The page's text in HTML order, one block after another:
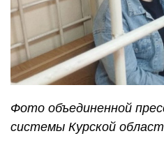
Фото объединенной
системы Курской